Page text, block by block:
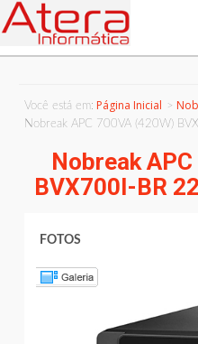
Você está em: Página Inicial
Nobreak APC 700VA (420W)
Nobreak
BVX700I-BR
FOTOS